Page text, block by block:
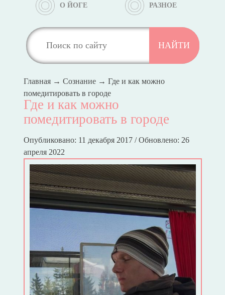
О ЙОГЕ РАЗНОЕ
Главная→ Сознание→ Где и как можно
помедитировать в городе
Где и как можно
помедитировать в городе
Опубликовано: 11 декабря 2017 / Обновлено: 26
апреля 2022